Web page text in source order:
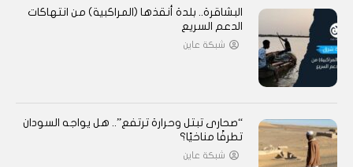
البشاقرة.. بلدة أنقذها (المراكبية) من انتهاكات
الدعم السريع
شبكة عاين
“صحارى تبتل وحرارة ترتفع”.. هل يواجه السودان
تطرفًا مناخيًا؟
شبكة عاين